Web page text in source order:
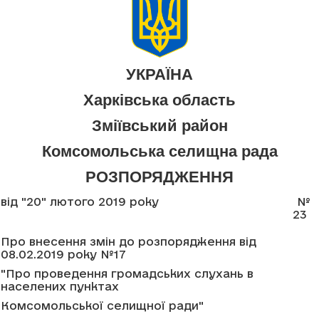
УКРАЇНА
Харківська область
Зміївський район
Комсомольська селищна рада
РОЗПОРЯДЖЕННЯ
від "20" лютого 2019 року
№
23
Про внесення змін до розпорядження від
08.02.2019 року №17
"Про проведення громадських слухань в
населених пунктах
Комсомольської селищної ради"